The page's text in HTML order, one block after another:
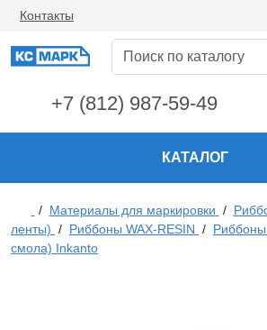
Контакты
+7 (812) 987-59-49
КАТАЛОГ
/ Материалы для маркировки /
ленты) / Риббоны WAX-RESIN / Риббоны
смола) Inkanto